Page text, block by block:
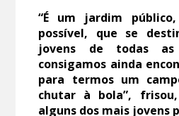
“É um jardim
possível, que se
jovens de todas as
consigamos ainda
para termos um
chutar à bola”,
alguns dos mais jovens